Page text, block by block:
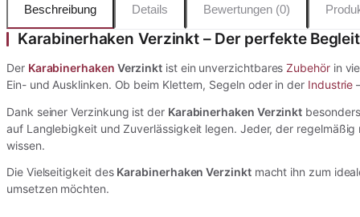
Beschreibung Details Bewertungen (0)
Karabinerhaken Verzinkt – Der perfekte
Der Karabinerhaken Verzinkt ist ein unverzichtbaresZubehörin
Ein- und Ausklinken. Ob beim Klettern, Segeln oder in der Industrie
Dank seiner Verzinkung ist der Karabinerhaken Verzinkt
auf Langlebigkeit und Zuverlässigkeit legen. Jeder, der
wissen.
Die Vielseitigkeit des Karabinerhaken Verzinktmacht ihn zum
umsetzen möchten.